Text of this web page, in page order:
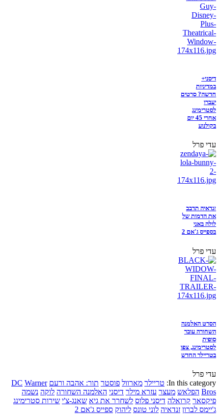
דיסני+
במדיניות
חדשה? סרטים
יעברו
לסטרימינג
אחרי 45 יום
בקולנוע
עדי פרל
זנדאיה תדבב
את הדמות של
לולה באני
בספייס ג'אם 2
עדי פרל
הסרט האלמנה
השחורה עובר
סופית
לסטרימינג, צפו
בטריילר החדש
עדי פרל
In this category: טריילר מארוול פוסטר תור: אהבה ורעם DC Warner
Bros הפלאש מעצר עזרא מילר דיסני האלמנה השחורה לוקה נשמה
פיקסאר קרואלה דיסני פלוס לשחרר את גיא שאנג-צ'י שירות סטרימינג
ג'יימס לברון זנדאיה לוני טונס ליהוק ספייס ג'אם 2